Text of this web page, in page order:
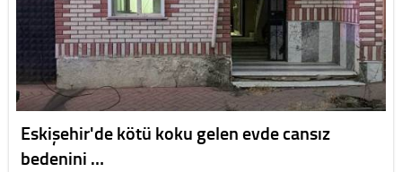
Eskişehir'de kötü koku gelen evde cansız
bedenini …